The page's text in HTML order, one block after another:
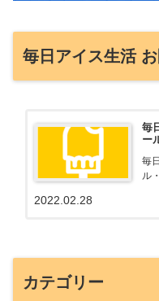
毎日アイス生活
毎
ー
毎
ル
2022.02.28
カテゴリー